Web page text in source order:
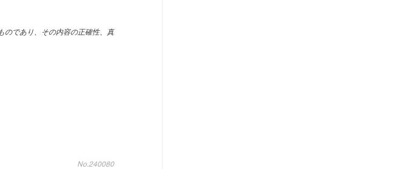
のであり、その内容の正確性、真
No.240080